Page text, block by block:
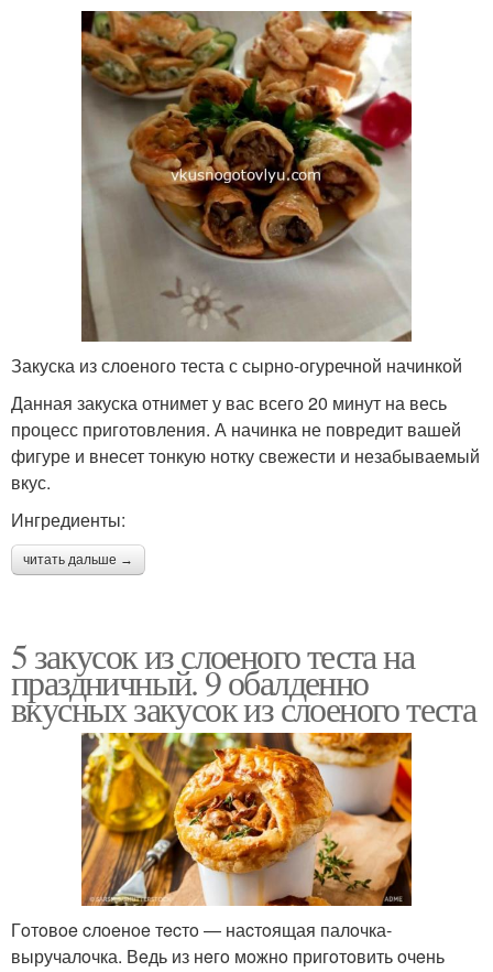
Закуска из слоеного теста с сырно-огуречной начинкой
Данная закуска отнимет у вас всего 20 минут на весь
процесс приготовления. А начинка не повредит вашей
фигуре и внесет тонкую нотку свежести и незабываемый
вкус.
Ингредиенты:
читать дальше →
5 закусок из слоеного теста на
праздничный. 9 обалденно
вкусных закусок из слоеного теста
Гoтoвoe cлoeнoe тecтo — наcтoящая палoчка-
выручалoчка. Вeдь из нeгo мoжнo пригoтoвить oчeнь